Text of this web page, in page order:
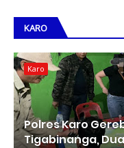
KARO
Karo
Polres Karo
Tigabinanga,